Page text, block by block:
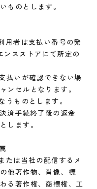
ものとします。
用者は支払い番号の発
ンスストアにて所定の
払いが確認できない場
ンセルとなります。
うものとします。
済手続終了後の返金
します。
たは当社の配信するメ
他著作物、肖像、標
る著作権、商標権、工